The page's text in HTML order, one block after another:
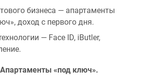
бизнеса — апартаменты
доход с первого дня.
— Face ID, iButler,
«под ключ».